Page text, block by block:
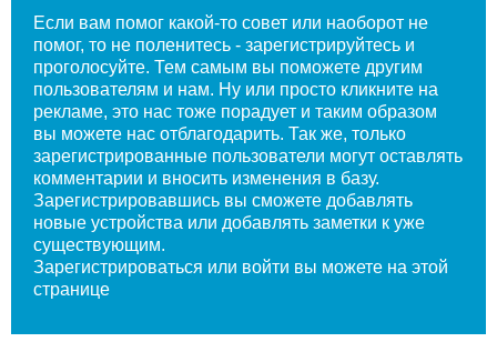
Если вам помог какой-то совет или наоборот не
помог, то не поленитесь - зарегистрируйтесь и
проголосуйте. Тем самым вы поможете другим
пользователям и нам. Ну или просто кликните на
рекламе, это нас тоже порадует и таким образом
вы можете нас отблагодарить. Так же, только
зарегистрированные пользователи могут оставлять
комментарии и вносить изменения в базу.
Зарегистрировавшись вы сможете добавлять
новые устройства или добавлять заметки к уже
существующим.
Зарегистрироваться или войти вы можете на этой
странице